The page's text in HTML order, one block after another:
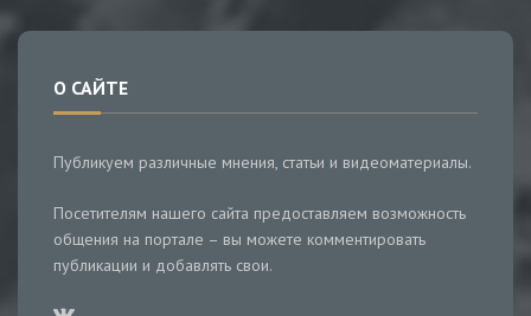
О САЙТЕ
Публикуем различные мнения, статьи и видеоматериалы.
Посетителям нашего сайта предоставляем возможность
общения на портале – вы можете комментировать
публикации и добавлять свои.